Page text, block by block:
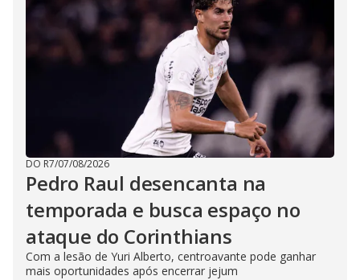
DO R7/07/08/2026
Pedro Raul desencanta na
temporada e busca espaço no
ataque do Corinthians
Com a lesão de Yuri Alberto, centroavante pode ganhar
mais oportunidades após encerrar jejum